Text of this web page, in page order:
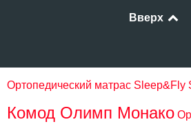
Вверх
Ортопедический матрас Sleep&Fly
Комод Олимп Монако